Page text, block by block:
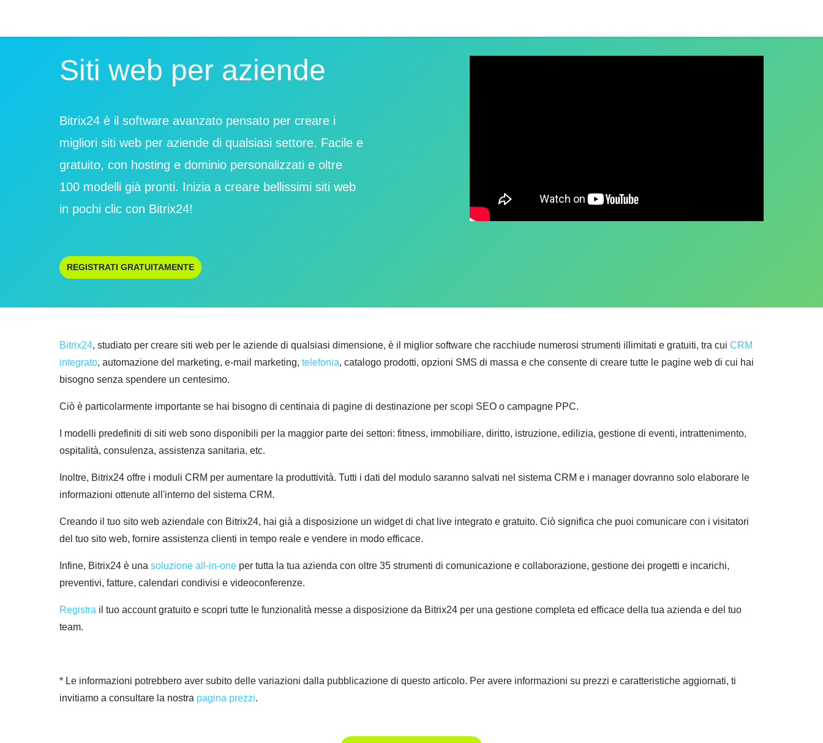
Siti web per aziende
Bitrix24 è il software avanzato pensato per creare i
migliori siti web per aziende di qualsiasi settore. Facile e
gratuito, con hosting e dominio personalizzati e oltre
100 modelli già pronti. Inizia a creare bellissimi siti web
in pochi clic con Bitrix24!
REGISTRATI GRATUITAMENTE
Bitrix24, studiato per creare siti web per le aziende di qualsiasi dimensione, è il miglior software che racchiude numerosi strumenti illimitati e gratuiti, tra cui CRM
integrato, automazione del marketing, e-mail marketing, telefonia, catalogo prodotti, opzioni SMS di massa e che consente di creare tutte le pagine web di cui hai
bisogno senza spendere un centesimo.
Ciò è particolarmente importante se hai bisogno di centinaia di pagine di destinazione per scopi SEO o campagne PPC.
I modelli predefiniti di siti web sono disponibili per la maggior parte dei settori: fitness, immobiliare, diritto, istruzione, edilizia, gestione di eventi, intrattenimento,
ospitalità, consulenza, assistenza sanitaria, etc.
Inoltre, Bitrix24 offre i moduli CRM per aumentare la produttività. Tutti i dati del modulo saranno salvati nel sistema CRM e i manager dovranno solo elaborare le
informazioni ottenute all'interno del sistema CRM.
Creando il tuo sito web aziendale con Bitrix24, hai già a disposizione un widget di chat live integrato e gratuito. Ciò significa che puoi comunicare con i visitatori
del tuo sito web, fornire assistenza clienti in tempo reale e vendere in modo efficace.
Infine, Bitrix24 è una soluzione all-in-one per tutta la tua azienda con oltre 35 strumenti di comunicazione e collaborazione, gestione dei progetti e incarichi,
preventivi, fatture, calendari condivisi e videoconferenze.
Registra il tuo account gratuito e scopri tutte le funzionalità messe a disposizione da Bitrix24 per una gestione completa ed efficace della tua azienda e del tuo
team.
* Le informazioni potrebbero aver subito delle variazioni dalla pubblicazione di questo articolo. Per avere informazioni su prezzi e caratteristiche aggiornati, ti
invitiamo a consultare la nostra pagina prezzi.